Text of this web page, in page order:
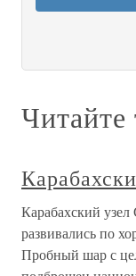
Читайте
Карабахский
развивались по
Пробный шар с